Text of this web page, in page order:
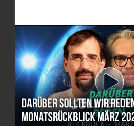
Darüber sollten wir
Monatsrückblick März